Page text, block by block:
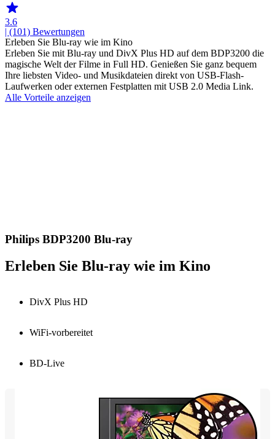
3.6
| (101) Bewertungen
Erleben Sie Blu-ray wie im Kino
Erleben Sie mit Blu-ray und DivX Plus HD auf dem BDP3200 die
magische Welt der Filme in Full HD. Genießen Sie ganz bequem
Ihre liebsten Video- und Musikdateien direkt von USB-Flash-
Laufwerken oder externen Festplatten mit USB 2.0 Media Link.
Alle Vorteile anzeigen
Philips BDP3200 Blu-ray
Erleben Sie Blu-ray wie im Kino
DivX Plus HD
WiFi-vorbereitet
BD-Live